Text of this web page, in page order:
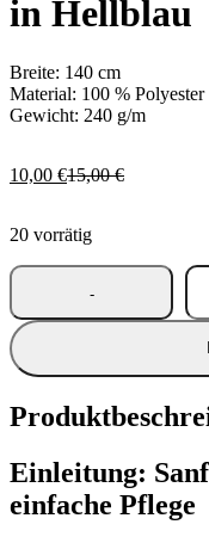
in Hellblau
Breite: 140 cm
Material: 100 % Polyester
Gewicht: 240 g/m
15,00€
Ursprünglicher
15,00 €
10,00 €
Aktueller
10,00 €.
20 vorrätig
Einleitung:
einfache Pflege